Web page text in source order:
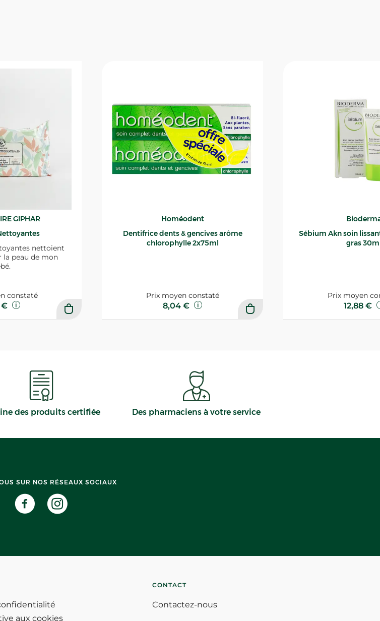
GIPHAR
nettoient
peau de mon
constaté
€
Homéodent
Dentifrice dents & gencives arôme
chlorophylle 2x75ml
Prix moyen constaté
8,04 €
Sébium Akn soin lissant
gras
Prix moyen
12,88 €
des produits certifiée Des pharmaciens à votre service
SUR NOS RÉSEAUX SOCIAUX
aux cookies
CONTACT
Contactez-nous